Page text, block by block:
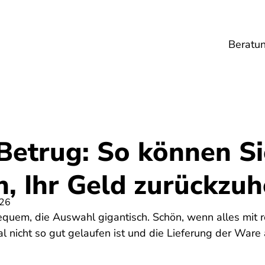
So können
Ihr Geld
die Auswahl gigantisch. Schön, wenn alles mit
nicht so gut gelaufen ist und die Lieferung der Ware